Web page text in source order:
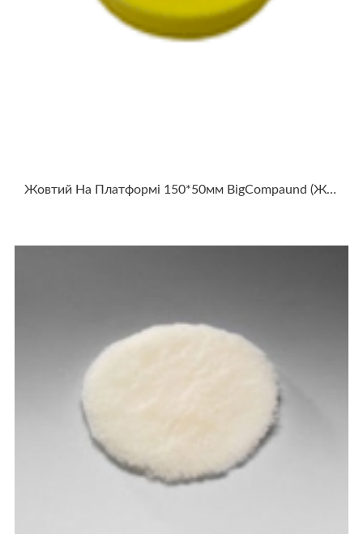
Жовтий На Платформі 150*50мм BigCompaund (жорсткий)